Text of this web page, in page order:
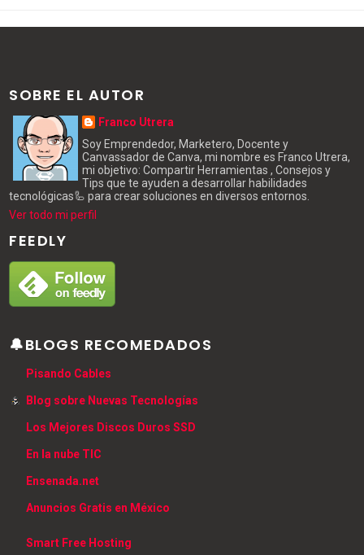
SOBRE EL AUTOR
Franco Utrera
Soy Emprendedor, Marketero, Docente y
Canvassador de Canva, mi nombre es Franco Utrera,
mi objetivo: Compartir Herramientas , Consejos y
Tips que te ayuden a desarrollar habilidades
tecnológicas🦾 para crear soluciones en diversos entornos.
Ver todo mi perfil
FEEDLY
🔔BLOGS RECOMEDADOS
Pisando Cables
Blog sobre Nuevas Tecnologías
Los Mejores Discos Duros SSD
En la nube TIC
Ensenada.net
Anuncios Gratis en México
Smart Free Hosting